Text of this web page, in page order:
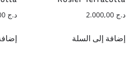
د.ج
إضافة إلى السلة
د.ج 1.400,00